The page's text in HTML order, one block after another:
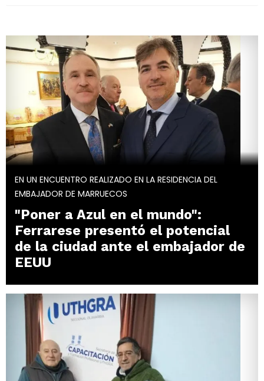
EN UN ENCUENTRO REALIZADO EN LA RESIDENCIA DEL
EMBAJADOR DE MARRUECOS
"Poner a Azul en el mundo":
Ferrarese presentó el potencial
de la ciudad ante el embajador de
EEUU